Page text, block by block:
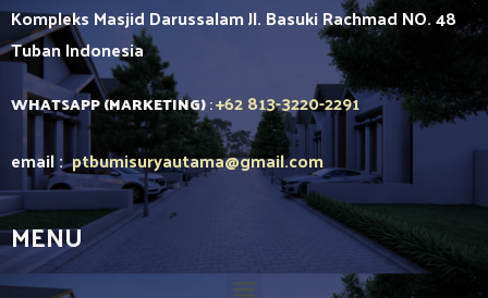
Kompleks Masjid Darussalam Jl. Basuki Rachmad NO. 48
TubanIndonesia
WHATSAPP (MARKETING):+62 813-3220-2291
email :ptbumisuryautama@gmail.com
MENU